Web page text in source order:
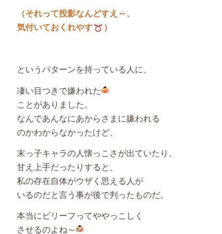
（それって投影なんどすえ～、
気付いておくれやす
）
というパターンを持っている人に、
凄い目つきで嫌われた
ことがありました。
なんであんなにあからさまに嫌われる
のかわからなかったけど、
末っ子キャラの人懐っこさが出ていたり、
甘え上手だったりすると、
私の存在自体がウザく思える人が
いるのだと言う事が後で判ったものだ。
本当にビリーフってややっこしく
させるのよね～